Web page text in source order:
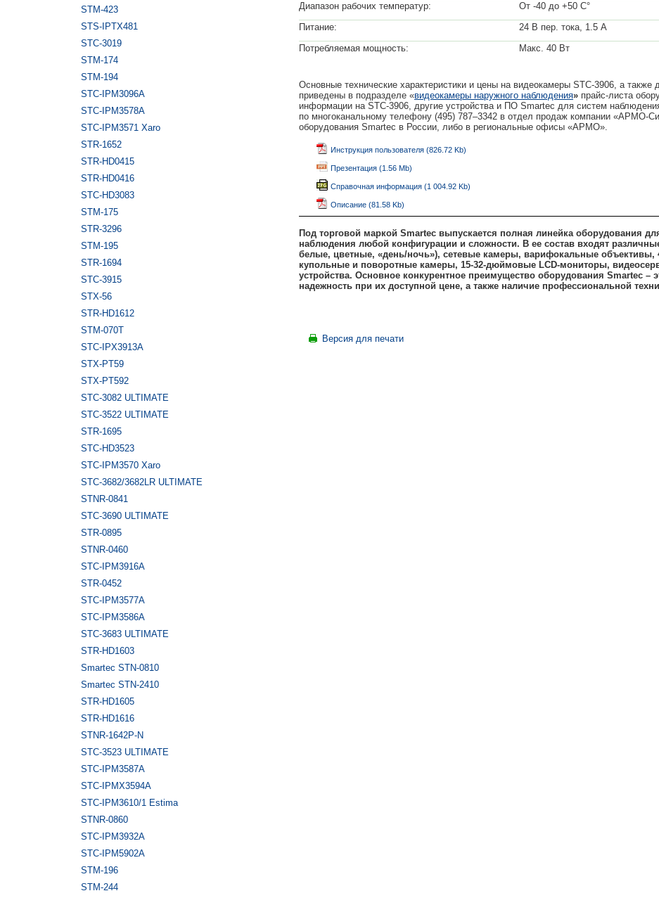
STM-423
STS-IPTX481
STC-3019
STM-174
STM-194
STC-IPM3096A
STC-IPM3578A
STC-IPM3571 Xaro
STR-1652
STR-HD0415
STR-HD0416
STC-HD3083
STM-175
STR-3296
STM-195
STR-1694
STC-3915
STX-56
STR-HD1612
STM-070T
STC-IPX3913A
STX-PT59
STX-PT592
STC-3082 ULTIMATE
STC-3522 ULTIMATE
STR-1695
STC-HD3523
STC-IPM3570 Xaro
STC-3682/3682LR ULTIMATE
STNR-0841
STC-3690 ULTIMATE
STR-0895
STNR-0460
STC-IPM3916A
STR-0452
STC-IPM3577A
STC-IPM3586A
STC-3683 ULTIMATE
STR-HD1603
Smartec STN-0810
Smartec STN-2410
STR-HD1605
STR-HD1616
STNR-1642P-N
STC-3523 ULTIMATE
STC-IPM3587A
STC-IPMX3594A
STC-IPM3610/1 Estima
STNR-0860
STC-IPM3932A
STC-IPM5902А
STM-196
STM-244
Диапазон рабочих температур:
От -40 до +50 C°
Питание:
24 В пер. тока, 1.5 А
Потребляемая мощность:
Макс. 40 Вт
Основные технические характеристики и цены на видеокамеры STC-3906, а
приведены в подразделе «видеокамеры наружного наблюдения» прайс-листа
информации на STC-3906, другие устройства и ПО Smartec для систем
по многоканальному телефону (495) 787–3342 в отдел продаж компании «АРМО-
оборудования Smartec в России, либо в региональные офисы «АРМО».
Инструкция пользователя (826.72 Kb)
Презентация (1.56 Mb)
Справочная информация (1 004.92 Kb)
Описание (81.58 Kb)
Под торговой маркой Smartec выпускается полная линейка оборудования
наблюдения любой конфигурации и сложности. В ее состав входят
белые, цветные, «день/ночь»), сетевые камеры, варифокальные объективы,
купольные и поворотные камеры, 15-32-дюймовые LCD-мониторы,
устройства. Основное конкурентное преимущество оборудования Smartec –
надежность при их доступной цене, а также наличие профессиональной
Версия для печати